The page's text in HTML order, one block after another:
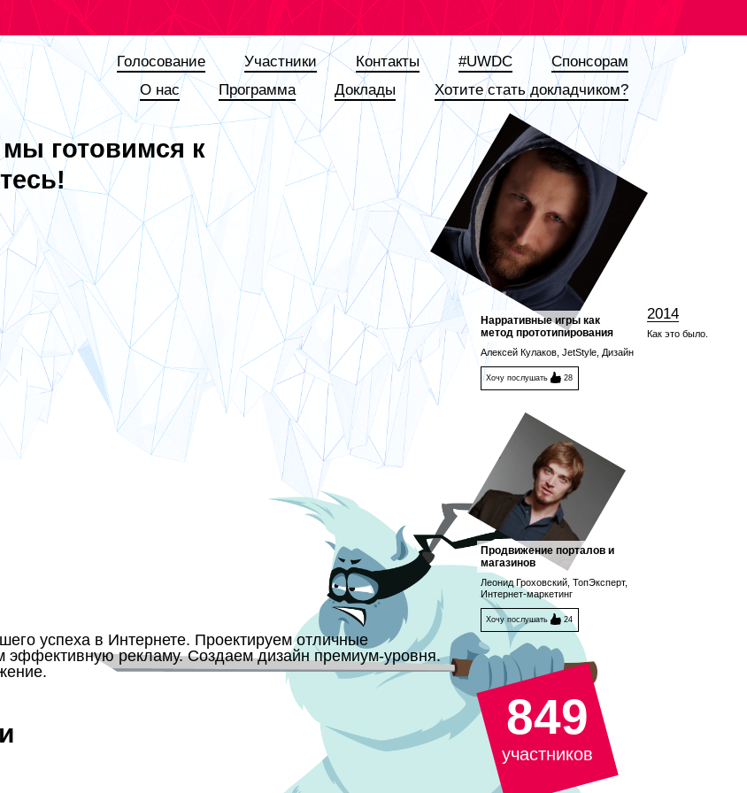
Голосование Участники Контакты #UWDC
Спонсорам
О наc
Программа Доклады Хотите стать докладчиком?
мы готовимся к
успеха в Интернете. Проектируем отличные
рекламу. Создаем дизайн премиум-уровня.
Нарративные игры как
метод прототипирования
Алексей Кулаков, JetStyle, Дизайн
Хочу послушать 28
Продвижение порталов и
магазинов
Леонид Гроховский, ТопЭксперт,
Интернет-маркетинг
Хочу послушать 24
849
участников
2014
Как это было.